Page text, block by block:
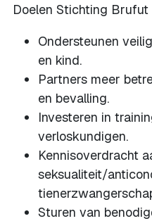
Doelen Stichting Brufut
Ondersteunen
en kind.
Partners meer
en bevalling.
Investeren in
verloskundigen.
Kennisoverdracht
seksualiteit/
Sturen van